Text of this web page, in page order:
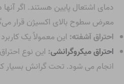
دمای اشتعال پایین هستند. اگر
معرض سطوح بالای اکسیژن قرار
احتراق آشفته: این معمولاً یک
احتراق میکروگرانشی: این نوع
انجام می شود. تحت گرانش بسیار